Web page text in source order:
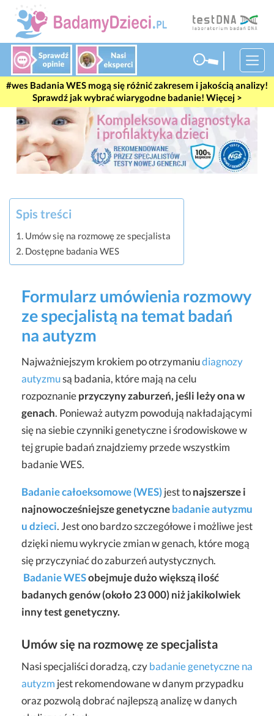
#wes Badania WES mogą się różnić zakresem i jakością analizy!
Sprawdź jak wybrać wiarygodne badanie! Więcej >
Formularz umówienia rozmowy
ze specjalistą na temat badań
na autyzm
Najważniejszym krokiem po otrzymaniudiagnozy
autyzmusą badania, które mają na celu
rozpoznanieprzyczyny zaburzeń, jeśli leży ona w
genach. Ponieważ autyzm powodują nakładającymi
się na siebie czynniki genetyczne i środowiskowe w
tej grupie badań znajdziemy przede wszystkim
badanie WES.
Badanie całoeksomowe (WES)jest tonajszersze i
najnowocześniejsze genetycznebadanie autyzmu
u dzieci. Jest ono bardzo szczegółowe i możliwe jest
dzięki niemu wykrycie zmian w genach, które mogą
się przyczyniać do zaburzeń autystycznych.
Badanie WESobejmuje dużo większą ilość
badanych genów (około 23 000) niż jakikolwiek
inny test genetyczny.
Umów się na rozmowę ze specjalista
Nasi specjaliści doradzą, czybadanie genetyczne na
autyzm jest rekomendowane w danym przypadku
oraz pozwolą dobrać najlepszą analizę w danych
Spis treści
Umów się na rozmowę ze specjalista
Dostępne badania WES